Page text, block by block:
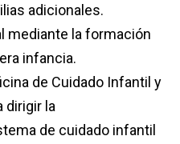
adicionales.
mediante la formación
infancia.
de Cuidado Infantil y
dirigir la
de cuidado infantil